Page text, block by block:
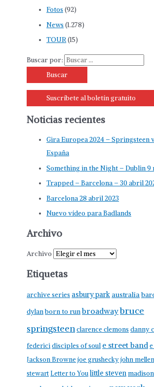
Fotos (92)
News (1.278)
TOUR(15)
Buscar por:
Suscríbete al boletín gratuito
Noticias recientes
Gira Europea 2024 – Springsteen
España
Something in the Night – Dublin 9
Trapped – Barcelona – 30 abril
Barcelona 28 abril 2023
Nuevo vídeo para Badlands
Archivo
Archivo
Etiquetas
archive series asbury park australia
dylanborn to runbroadwaybruce
springsteen clarence clemons danny
federicidisciples of soul e street band
Jackson Browne joe grusheckyjohn
stewartLetter to Youlittle steven